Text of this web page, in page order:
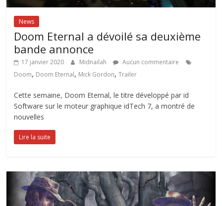
News
Doom Eternal a dévoilé sa deuxième
bande annonce
17 janvier 2020 Midnailah
Aucun commentaire
Doom, Doom Eternal, Mick Gordon,Trailer
Cette semaine, Doom Eternal, le titre développé par id
Software sur le moteur graphique idTech 7, a montré de
nouvelles
Lire la suite